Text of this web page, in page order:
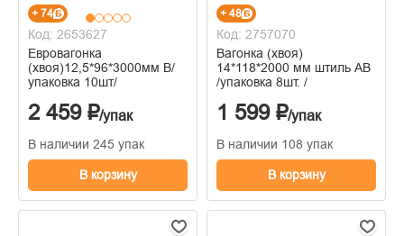
+ 74
Код: 2653627
Евровагонка
(хвоя)12,5*96*3000мм В/
упаковка 10шт/
2 459 ₽/упак
В наличии 245 упак
В корзину
+ 48
Код: 2757070
Вагонка (хвоя)
14*118*2000 мм штиль AB
/упаковка 8шт. /
1 599 ₽/упак
В наличии 108 упак
В корзину